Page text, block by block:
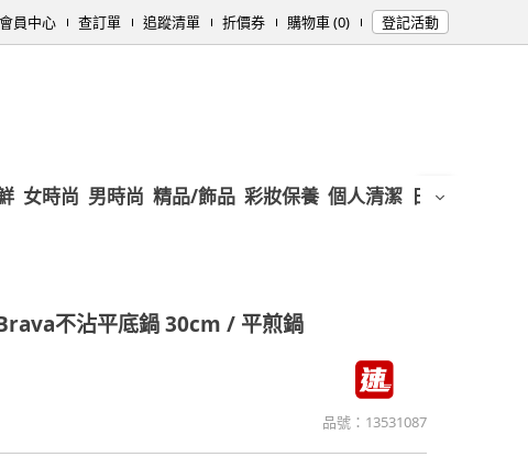
會員中心 查訂單 追蹤清單 折價券 購物車 (0) 登記活動
女時尚 男時尚 精品/飾品 彩妝保養 個人清潔 日用/紙品
不沾平底鍋 30cm / 平煎鍋
品號： 13531087